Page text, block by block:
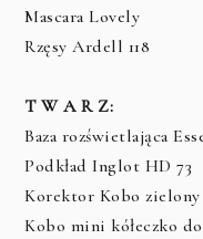
Mascara Lovely
Rzęsy Ardell 118
T W A R Z:
Baza rozświetlająca
Podkład Inglot HD 73
Korektor Kobo zielony
Kobo mini kółeczko